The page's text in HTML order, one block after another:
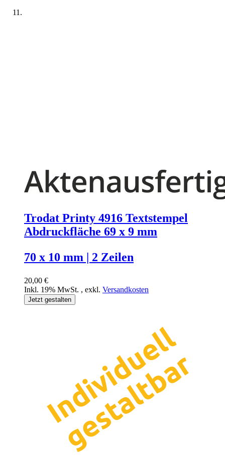
Trodat Printy 4916 Textstempel
Abdruckfläche 69 x 9 mm
70 x 10 mm | 2 Zeilen
20,00 €
Inkl. 19% MwSt. , exkl. Versandkosten
Jetzt gestalten